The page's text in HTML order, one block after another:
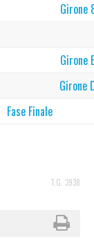
Girone
Girone
Girone
Fase Finale
T.G. 3938